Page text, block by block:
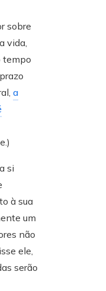
sobre
vida,
tempo
a
si
à sua
um
não
ele,
serão